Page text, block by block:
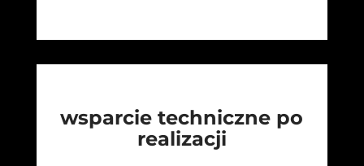
wsparcie techniczne po
realizacji